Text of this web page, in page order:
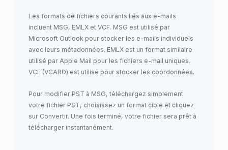
Les formats de fichiers courants liés aux e-mails
incluent MSG, EMLX et VCF. MSG est utilisé par
Microsoft Outlook pour stocker les e-mails individuels
avec leurs métadonnées. EMLX est un format similaire
utilisé par Apple Mail pour les fichiers e-mail uniques.
VCF (VCARD) est utilisé pour stocker les coordonnées.
Pour modifier PST à MSG, téléchargez simplement
votre fichier PST, choisissez un format cible et cliquez
sur Convertir. Une fois terminé, votre fichier sera prêt à
télécharger instantanément.